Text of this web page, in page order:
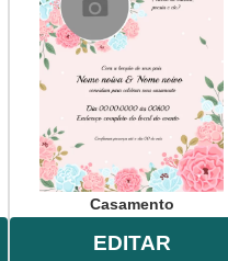
personalizado whatsapp.
Casamento
EDITAR